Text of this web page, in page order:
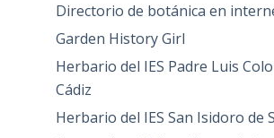
Directorio de botánica en
Garden History Girl
Herbario del IES Padre Luis
Cádiz
Herbario del IES San Isidoro de